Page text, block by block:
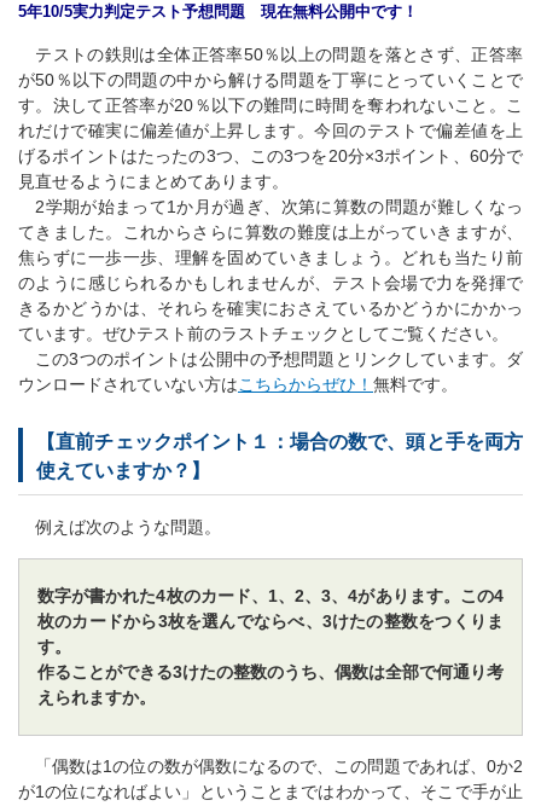
5年10/5実力判定テスト予想問題 現在無料公開中です！
テストの鉄則は全体正答率50％以上の問題を落とさず、正答率
が50％以下の問題の中から解ける問題を丁寧にとっていくことで
す。決して正答率が20％以下の難問に時間を奪われないこと。こ
れだけで確実に偏差値が上昇します。今回のテストで偏差値を上
げるポイントはたったの3つ、この3つを20分×3ポイント、60分で
見直せるようにまとめてあります。
2学期が始まって1か月が過ぎ、次第に算数の問題が難しくなっ
てきました。これからさらに算数の難度は上がっていきますが、
焦らずに一歩一歩、理解を固めていきましょう。どれも当たり前
のように感じられるかもしれませんが、テスト会場で力を発揮で
きるかどうかは、それらを確実におさえているかどうかにかかっ
ています。ぜひテスト前のラストチェックとしてご覧ください。
この3つのポイントは公開中の予想問題とリンクしています。ダ
ウンロードされていない方はこちらからぜひ！ 無料です。
【直前チェックポイント１：場合の数で、頭と手を両方
使えていますか？】
例えば次のような問題。
数字が書かれた4枚のカード、1、2、3、4があります。この4
枚のカードから3枚を選んでならべ、3けたの整数をつくりま
す。
作ることができる3けたの整数のうち、偶数は全部で何通り考
えられますか。
「偶数は1の位の数が偶数になるので、この問題であれば、0か2
が1の位になればよい」ということまではわかって、そこで手が止